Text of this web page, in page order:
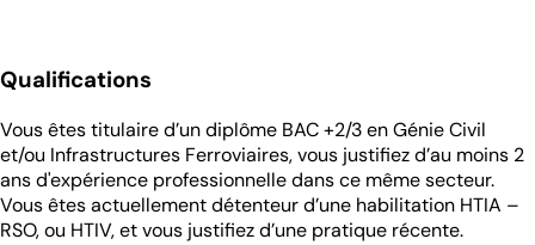
Qualifications
Vous êtes titulaire d’un diplôme BAC +2/3 en Génie Civil
et/ou Infrastructures Ferroviaires, vous justifiez d’au moins 2
ans d'expérience professionnelle dans ce même secteur.
Vous êtes actuellement détenteur d’une habilitation HTIA –
RSO, ou HTIV, et vous justifiez d’une pratique récente.